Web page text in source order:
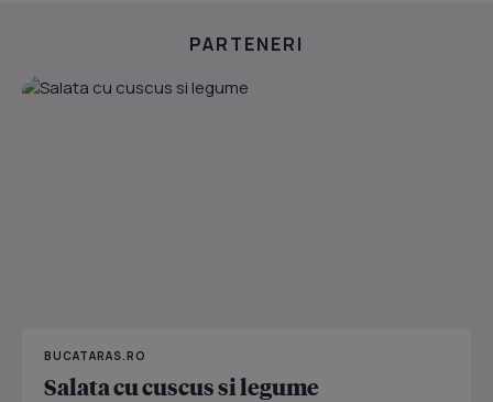
PARTENERI
BUCATARAS.RO
Salata cu cuscus si legume